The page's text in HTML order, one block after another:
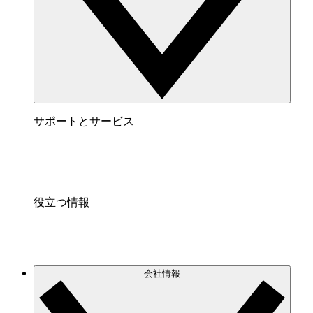
サポートとサービス
役立つ情報
会社情報